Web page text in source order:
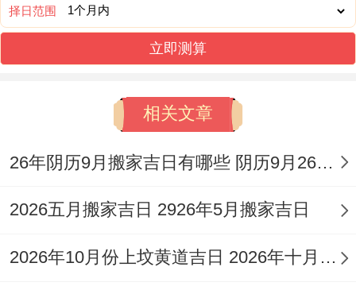
核心仪式，店铺西门不宜作为主入口！
时辰建议:巳时（9：00-11:00）为佳;这会儿
2026年2月13日
（星期五）农历腊月二十六
黄历宜忌:宜于开业、求嗣、移徙、纳财；忌
择日范围
立即测算
相关文章
26年阴历9月搬家吉日有哪些 阴历9月26搬家好吗
2026五月搬家吉日 2926年5月搬家吉日
2026年10月份上坟黄道吉日 2026年十月哪天适合上坟